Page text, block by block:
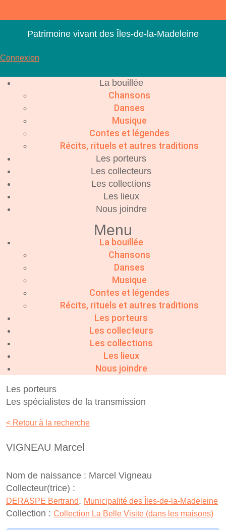
contenu
Patrimoine vivant des Îles-de-la-Madeleine
Connexion
La bouillée
Chansons
Danses
Musique
Contes et légendes
Récits, rituels et autres traditions
Les porteurs
Les collecteurs
Les collections
Les lieux
Nous joindre
Menu
La bouillée
Chansons
Danses
Musique
Contes et légendes
Récits, rituels et autres traditions
Les porteurs
Les collecteurs
Les collections
Les lieux
Nous joindre
Les porteurs
Les spécialistes de la transmission
< Retour à la recherche
VIGNEAU Marcel
Nom de naissance : Marcel Vigneau
Collecteur(trice) :
DERASPE Bertrand, Municipalité des Îles-de-la-Madeleine
Collection : Collection La Belle Visite (dans les maisons)